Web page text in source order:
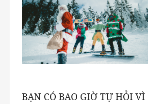
BẠN CÓ BAO GIỜ TỰ HỎI VÌ